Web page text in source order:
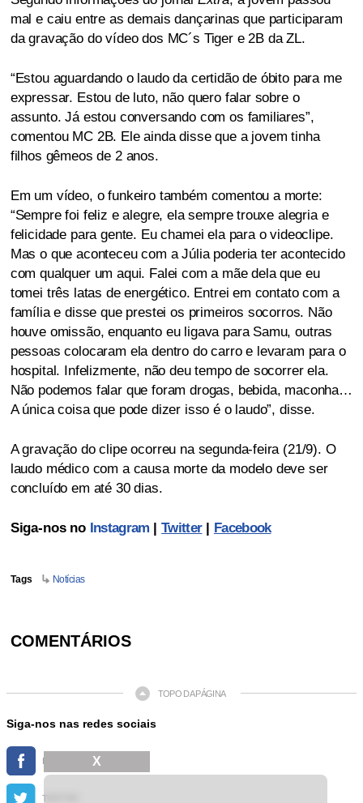
mal e caiu entre as demais dançarinas que participaram
da gravação do vídeo dos MC´s Tiger e 2B da ZL.
“Estou aguardando o laudo da certidão de óbito para me
expressar. Estou de luto, não quero falar sobre o
assunto. Já estou conversando com os familiares”,
comentou MC 2B. Ele ainda disse que a jovem tinha
filhos gêmeos de 2 anos.
Em um vídeo, o funkeiro também comentou a morte:
“Sempre foi feliz e alegre, ela sempre trouxe alegria e
felicidade para gente. Eu chamei ela para o videoclipe.
Mas o que aconteceu com a Júlia poderia ter acontecido
com qualquer um aqui. Falei com a mãe dela que eu
tomei três latas de energético. Entrei em contato com a
família e disse que prestei os primeiros socorros. Não
houve omissão, enquanto eu ligava para Samu, outras
pessoas colocaram ela dentro do carro e levaram para o
hospital. Infelizmente, não deu tempo de socorrer ela.
Não podemos falar que foram drogas, bebida, maconha…
A única coisa que pode dizer isso é o laudo”, disse.
A gravação do clipe ocorreu na segunda-feira (21/9). O
laudo médico com a causa morte da modelo deve ser
concluído em até 30 dias.
Siga-nos no Instagram |Twitter| Facebook
Tags Notícias
COMENTÁRIOS
TOPO DA PÁGINA
Siga-nos nas redes sociais
FACEBOOK
TWITTER
X